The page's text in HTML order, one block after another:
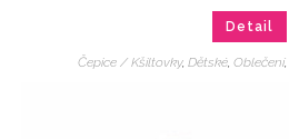
Detail
Čepice / Kšiltovky, Dětské Oblečení,